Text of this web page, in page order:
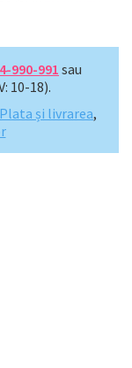
990-991sau
10-18).
Plata și livrarea,